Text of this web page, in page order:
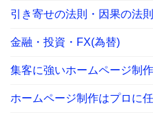
引き寄せの法則・因果の法則
金融・投資・FX(為替)
集客に強いホームページ制作
ホームページ制作はプロに